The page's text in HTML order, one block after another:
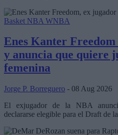
Basket NBA WNBA
Enes Kanter
y anuncia que quiere
femenina
Jorge P. Borreguero - 08 Aug 2026
El exjugador de la NBA
declararse elegible para el Draft de